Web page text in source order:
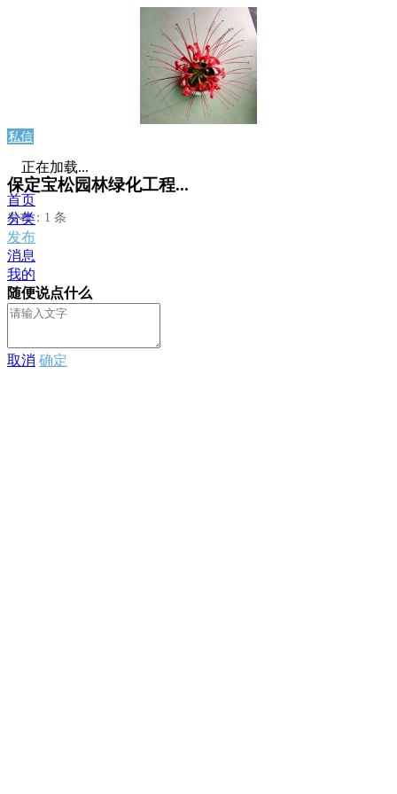
私信
保定宝松园林绿化工程...
发布：1 条
正在加载...
首页
分类
发布
消息
我的
随便说点什么
取消 确定